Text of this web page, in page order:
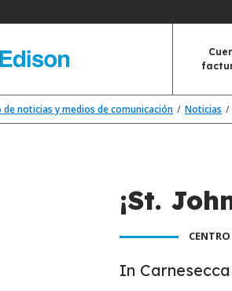
de noticias y medios de comunicación Noticias
¡St.
In